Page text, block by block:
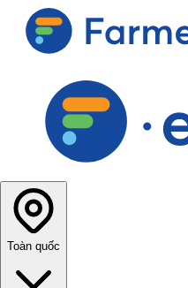
Toàn quốc